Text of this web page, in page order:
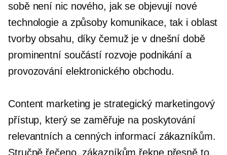
sobě není nic nového, jak se objevují nové
technologie a způsoby komunikace, tak i oblast
tvorby obsahu, díky čemuž je v dnešní době
prominentní součástí rozvoje podnikání a
provozování elektronického obchodu.
Content marketing je strategický marketingový
přístup, který se zaměřuje na poskytování
relevantních a cenných informací zákazníkům.
Stručně řečeno, zákazníkům řekne přesně to,